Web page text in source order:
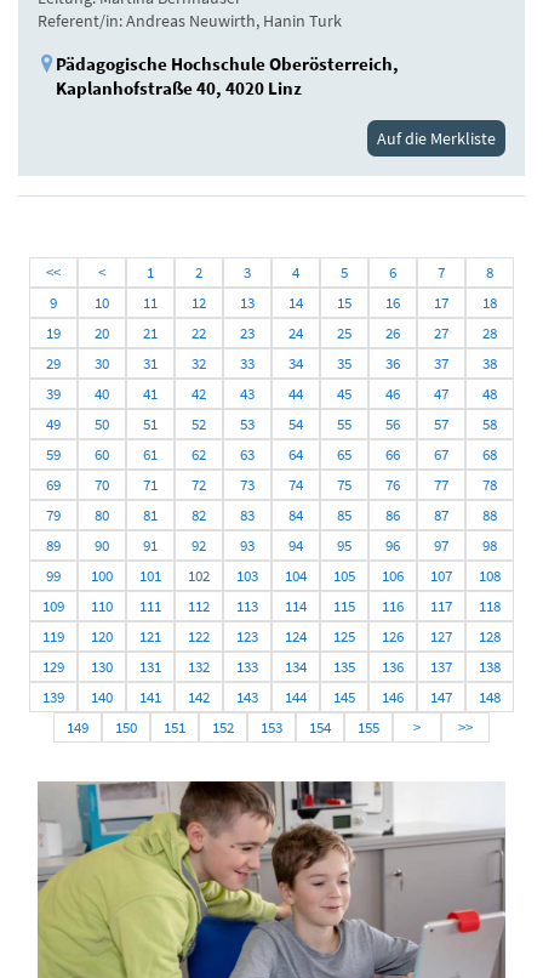
Referent/in: Andreas Neuwirth, Hanin Turk
Pädagogische Hochschule Oberösterreich,
Kaplanhofstraße 40, 4020 Linz
Auf die Merkliste
<< < 1 2 3 4 5 6 7
8
9
10 11 12 13 14 15 16 17
18
19
20 21 22 23 24 25 26 27
28
29
30 31 32 33 34 35 36 37
38
39
40 41 42 43 44 45 46 47
48
49
50 51 52 53 54 55 56 57
58
59
60 61 62 63 64 65 66 67
68
69
70 71 72 73 74 75 76 77
78
79
80 81 82 83 84 85 86 87
88
89
90 91 92 93 94 95 96 97
98
99
100 101 102 103 104 105 106 107
108
109
110 111 112 113 114 115 116 117
118
119
120 121 122 123 124 125 126 127
128
129
130 131 132 133 134 135 136 137
138
139
140 141 142 143 144 145 146 147
148
149
150 151 152 153 154 155 > >>